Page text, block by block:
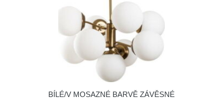
BÍLÉ/V MOSAZNÉ BARVĚ ZÁVĚSNÉ